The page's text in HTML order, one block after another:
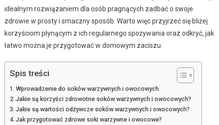
idealnym rozwiązaniem dla osób pragnących zadbać o swoje
zdrowie w prosty i smaczny sposób. Warto więc przyjrzeć się bliżej
korzyściom płynącym z ich regularnego spożywania oraz odkryć, jak
łatwo można je przygotować w domowym zaciszu.
Spis treści
Wprowadzenie do soków warzywnych i owocowych
Jakie są korzyści zdrowotne soków warzywnych i owocowych?
Jakie są wartości odżywcze soków warzywnych i owocowych?
Jak przygotować zdrowe soki warzywne i owocowe?